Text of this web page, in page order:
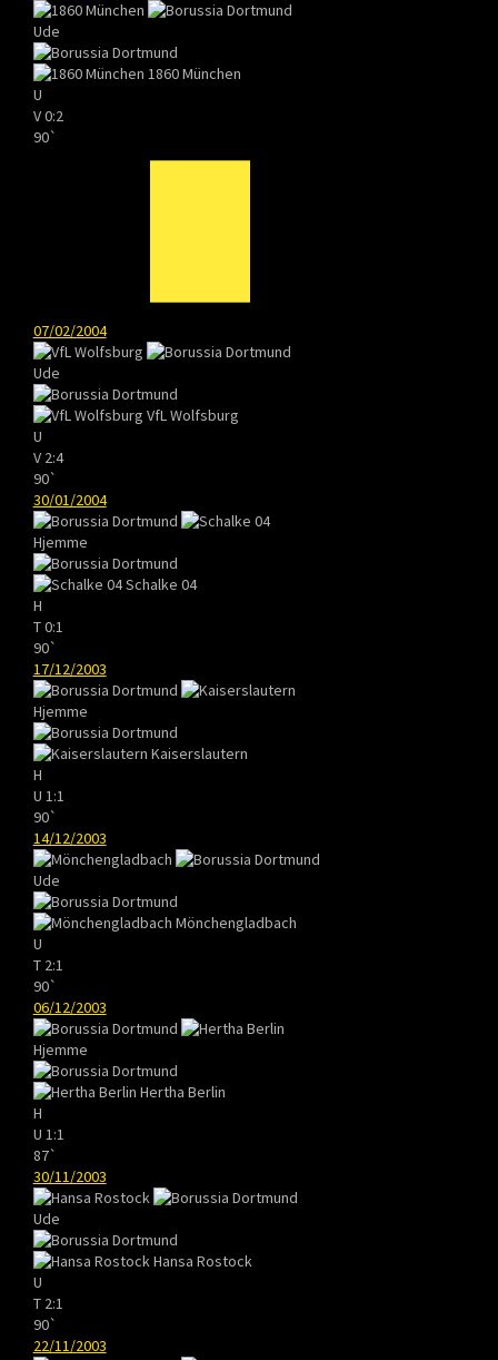
Ude
1860 München
U
V0:2
90`
07/02/2004
Ude
VfL Wolfsburg
U
V 2:4
90`
30/01/2004
Hjemme
Schalke 04
H
T0:1
90`
17/12/2003
Hjemme
Kaiserslautern
H
U 1:1
90`
14/12/2003
Ude
Mönchengladbach
U
T 2:1
90`
06/12/2003
Hjemme
Hertha Berlin
H
U 1:1
87`
30/11/2003
Ude
Hansa Rostock
U
T 2:1
90`
22/11/2003